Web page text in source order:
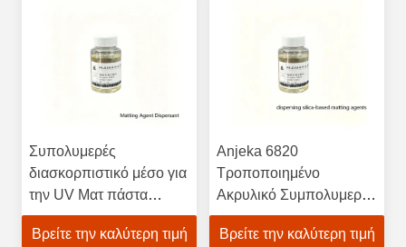
Συπολυμερές
διασκορπιστικό μέσο για
την UV Ματ πάστα
μειώνει την ιξώδες
BYK2009
Βρείτε την καλύτερη τιμή
Anjeka 6820
Τροποποιημένο
Ακρυλικό Συμπολυμερές
Διάλυμα για Συστήματα
Επικάλυψης που
Βρείτε την καλύτερη τιμή